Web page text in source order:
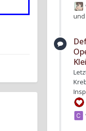
und